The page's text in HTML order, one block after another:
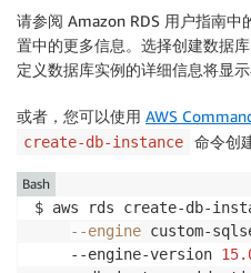
请参阅 Amazon RDS 用户指南中
置中的更多信息。选择创建数据库
定义数据库实例的详细信息将显示
或者，您可以使用 AWS
create-db-instance 命令创
$ aws rds create-db-
--engine custom-
	--engine-version
Bash